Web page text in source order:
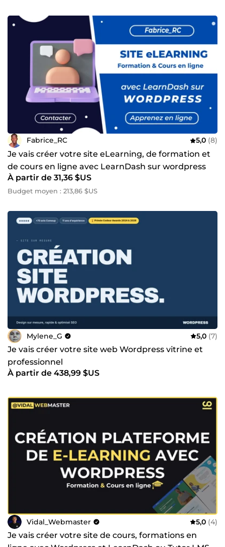
Fabrice_RC 5,0 (8)
Je vais créer votre site eLearning, de formation et
de cours en ligne avec LearnDash sur wordpress
À partir de 31,36 $US
Budget moyen : 213,86 $US
Mylene_G 5,0 (7)
Je vais créer votre site web Wordpress vitrine et
professionnel
À partir de 438,99 $US
Vidal_Webmaster 5,0 (4)
Je vais créer votre site de cours, formations en